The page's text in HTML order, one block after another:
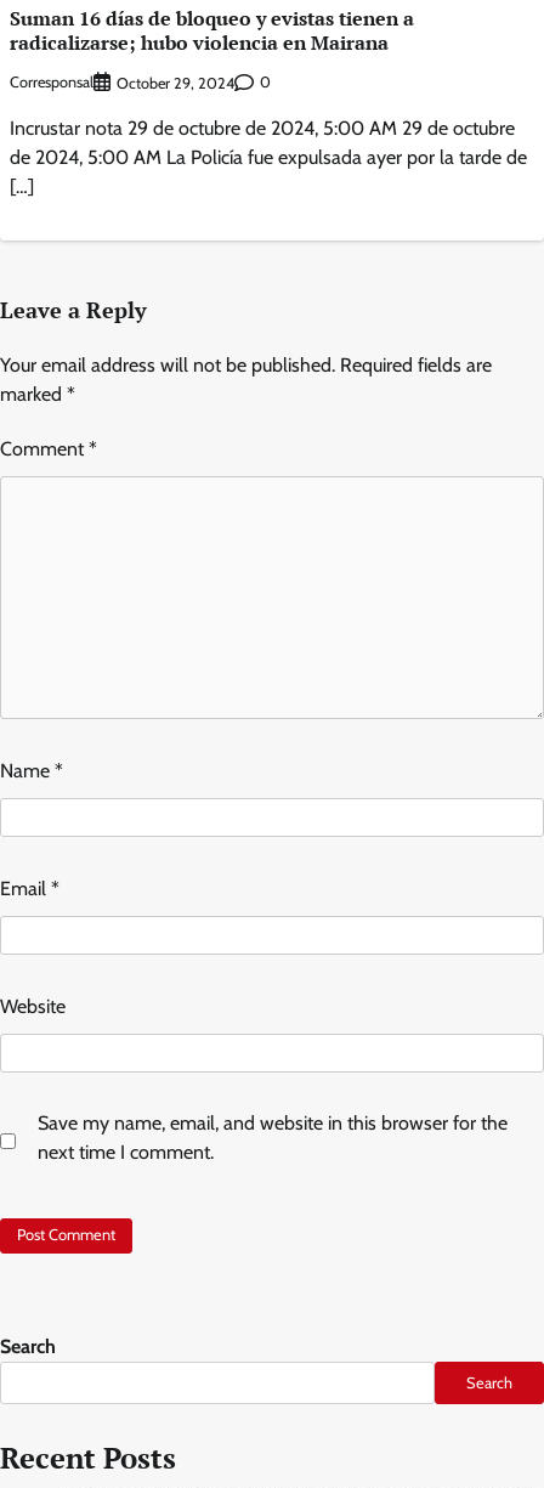
Suman 16 días de bloqueo y evistas tienen a
radicalizarse; hubo violencia en Mairana
Corresponsal October 29, 2024 0
Incrustar nota 29 de octubre de 2024, 5:00 AM 29 de octubre
de 2024, 5:00 AM La Policía fue expulsada ayer por la tarde de
[…]
Leave a Reply
Your email address will not be published. Required fields are
marked *
Comment*
Name *
Email *
Website
Save my name, email, and website in this browser for the
next time I comment.
Search
Search
Recent Posts